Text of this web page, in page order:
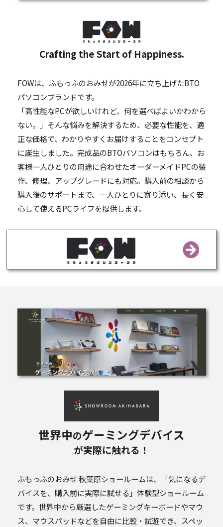
Crafting the Start of Happiness.
FOWは、ふもっふのおみせが2026年に立ち上げたBTO
パソコンブランドです。
「高性能なPCが欲しいけれど、何を選べばよいかわから
ない。」そんな悩みを解決するため、必要な性能を、適
正な価格で、わかりやすくお届けすることをコンセプト
に誕生しました。完成品のBTOパソコンはもちろん、お
客様一人ひとりの用途に合わせたオーダーメイドPCの製
作、修理、アップグレードにも対応。購入前の相談から
購入後のサポートまで、一人ひとりに寄り添い、長く安
心して使えるPCライフを提供します。
世界中のゲーミングデバイス
が実際に触れる！
ふもっふのおみせ 秋葉原ショールームは、「気になるデ
バイスを、購入前に実際に試せる」体験型ショールーム
です。世界中から厳選したゲーミングキーボードやマウ
ス、マウスパッドなどを自由に比較・試遊でき、スペッ